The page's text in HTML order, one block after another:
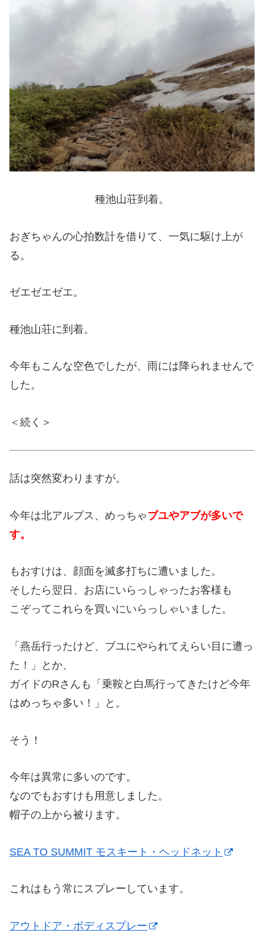
種池山荘到着。
おぎちゃんの心拍数計を借りて、一気に駆け上が
る。
ゼエゼエゼエ。
種池山荘に到着。
今年もこんな空色でしたが、雨には降られませんで
した。
＜続く＞
話は突然変わりますが。
今年は北アルプス、めっちゃブユやアブが多いで
す。
もおすけは、顔面を滅多打ちに遭いました。
そしたら翌日、お店にいらっしゃったお客様も
こぞってこれらを買いにいらっしゃいました。
「燕岳行ったけど、ブユにやられてえらい目に遭っ
た！」とか、
ガイドのRさんも「乗鞍と白馬行ってきたけど今年
はめっちゃ多い！」と。
そう！
今年は異常に多いのです。
なのでもおすけも用意しました。
帽子の上から被ります。
SEA TO SUMMIT モスキート・ヘッドネット
これはもう常にスプレーしています。
アウトドア・ボディスプレー